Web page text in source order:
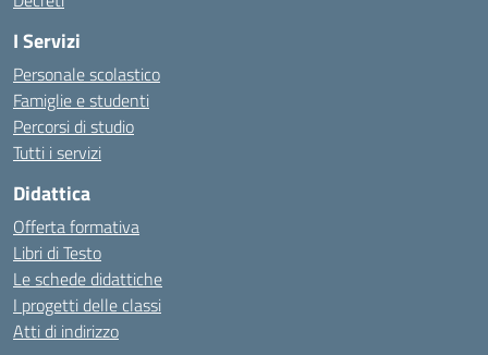
I Servizi
Personale scolastico
Famiglie e studenti
Percorsi di studio
Tutti i servizi
Didattica
Offerta formativa
Libri di Testo
Le schede didattiche
I progetti delle classi
Atti di indirizzo